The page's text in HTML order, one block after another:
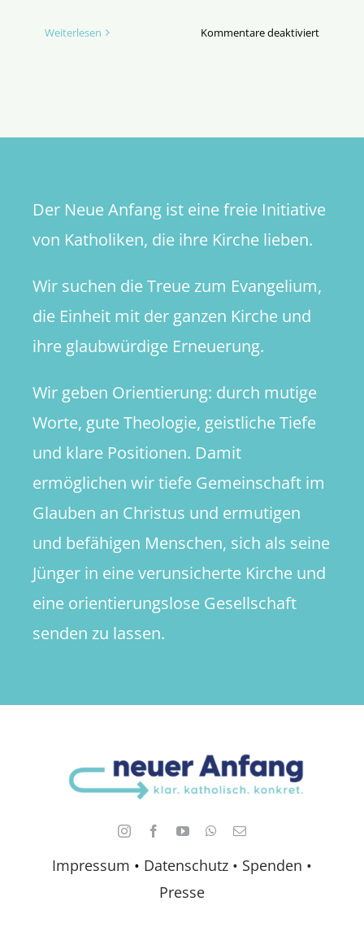
Weiterlesen Kommentare deaktiviertfür
Impressum • Datenschutz • Spenden •
Presse
Der Neue Anfang ist eine freie Initiative
von Katholiken, die ihre Kirche lieben.
Wir suchen die Treue zum Evangelium,
die Einheit mit der ganzen Kirche und
ihre glaubwürdige Erneuerung.
Wir geben Orientierung: durch mutige
Worte, gute Theologie, geistliche Tiefe
und klare Positionen. Damit
ermöglichen wir tiefe Gemeinschaft im
Glauben an Christus und ermutigen
und befähigen Menschen, sich als seine
Jünger in eine verunsicherte Kirche und
eine orientierungslose Gesellschaft
senden zu lassen.